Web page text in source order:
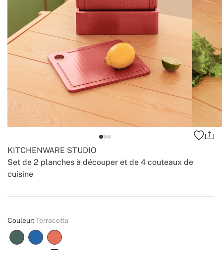
Set de 2 planches à découper et de 4 couteaux de
cuisine
KITCHENWARE STUDIO
Create
Couleur:Terracotta